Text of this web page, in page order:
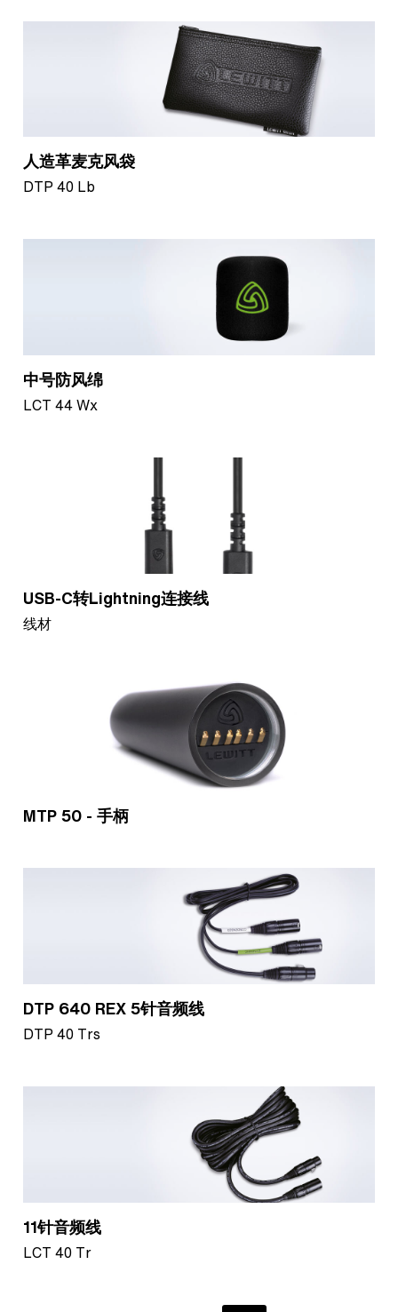
人造革麦克风袋
DTP 40 Lb
中号防风绵
LCT 44 Wx
USB-C转Lightning连接线
线材
MTP 50 - 手柄
DTP 640 REX 5针音频线
DTP 40 Trs
11针音频线
LCT 40 Tr